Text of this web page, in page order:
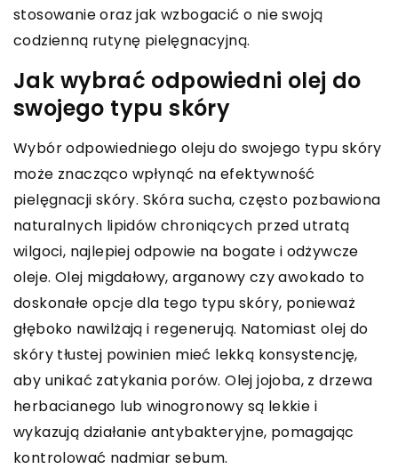
stosowanie oraz jak wzbogacić o nie swoją
codzienną rutynę pielęgnacyjną.
Jak wybrać odpowiedni olej do
swojego typu skóry
Wybór odpowiedniego oleju do swojego typu skóry
może znacząco wpłynąć na efektywność
pielęgnacji skóry. Skóra sucha, często pozbawiona
naturalnych lipidów chroniących przed utratą
wilgoci, najlepiej odpowie na bogate i odżywcze
oleje. Olej migdałowy, arganowy czy awokado to
doskonałe opcje dla tego typu skóry, ponieważ
głęboko nawilżają i regenerują. Natomiast olej do
skóry tłustej powinien mieć lekką konsystencję,
aby unikać zatykania porów. Olej jojoba, z drzewa
herbacianego lub winogronowy są lekkie i
wykazują działanie antybakteryjne, pomagając
kontrolować nadmiar sebum.